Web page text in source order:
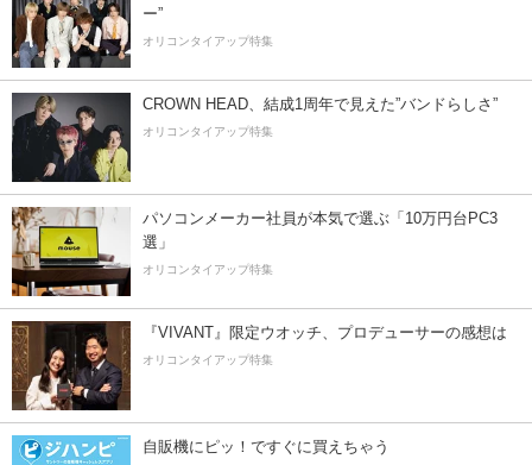
ー”
オリコンタイアップ特集
CROWN HEAD、結成1周年で見えた”バンドらしさ”
オリコンタイアップ特集
パソコンメーカー社員が本気で選ぶ「10万円台PC3
選」
オリコンタイアップ特集
『VIVANT』限定ウオッチ、プロデューサーの感想は
オリコンタイアップ特集
自販機にピッ！ですぐに買えちゃう